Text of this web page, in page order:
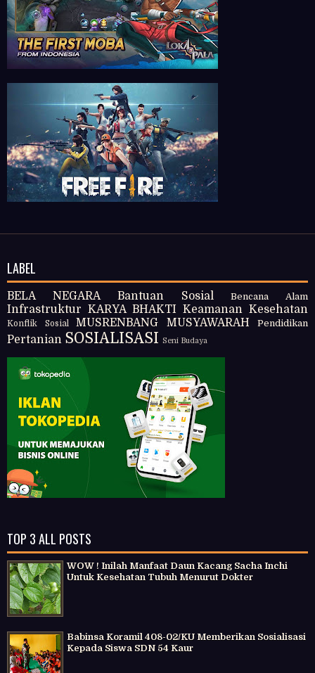
LABEL
BELA NEGARA Bantuan Sosial Bencana Alam
Infrastruktur KARYA BHAKTI Keamanan Kesehatan
Konflik Sosial MUSRENBANG MUSYAWARAH Pendidikan
Pertanian SOSIALISASI Seni Budaya
TOP 3 ALL POSTS
WOW ! Inilah Manfaat Daun Kacang Sacha Inchi
Untuk Kesehatan Tubuh Menurut Dokter
Babinsa Koramil 408-02/KU Memberikan Sosialisasi
Kepada Siswa SDN 54 Kaur